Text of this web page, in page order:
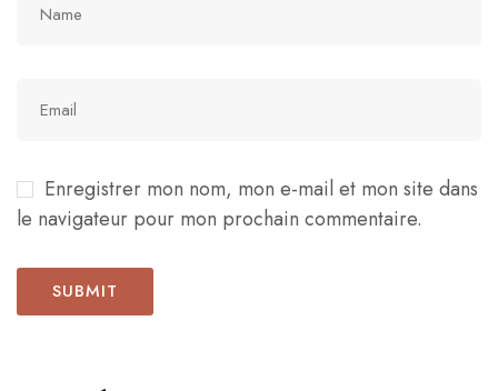
Enregistrer mon nom, mon e-mail et mon site dans
le navigateur pour mon prochain commentaire.